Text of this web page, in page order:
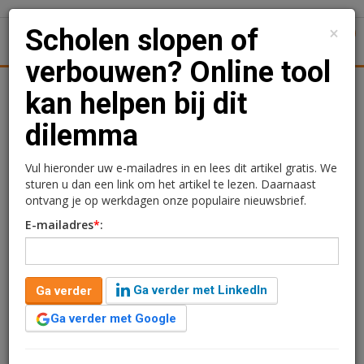
Nieuws Uitgelicht Achtergronden Woningmarkt
Scholen slopen of
verbouwen? Online tool
kan helpen bij dit
dilemma
Kimberly Camu
23 mei 2016 om 11:55
10 jaar geleden aangepast
2 minuten leestijd
Renovatie van verouderde schoolgebouwen loopt vaak
×
Scholen slopen of
verbouwen? Online tool
kan helpen bij dit
dilemma
Vul hieronder uw e-mailadres in en lees dit artikel gratis. We
sturen u dan een link om het artikel te lezen. Daarnaast
ontvang je op werkdagen onze populaire nieuwsbrief.
E-mailadres*:
Ga verder
Ga verder met LinkedIn
Ga verder met Google